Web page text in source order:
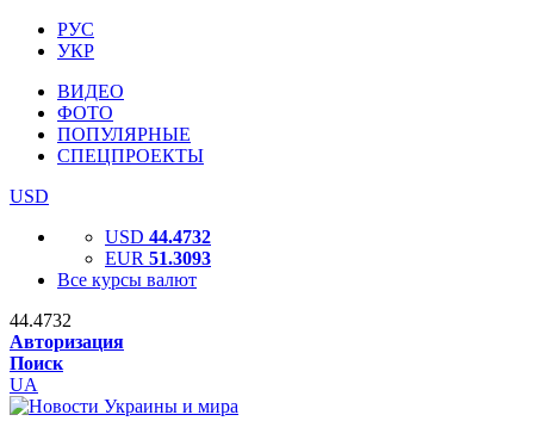
РУС
УКР
ВИДЕО
ФОТО
ПОПУЛЯРНЫЕ
СПЕЦПРОЕКТЫ
USD
USD 44.4732
EUR 51.3093
Все курсы валют
44.4732
Авторизация
Поиск
UA